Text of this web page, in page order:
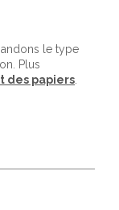
le type
Plus
des papiers